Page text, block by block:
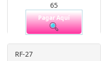
65
Pagar Aquí
RF-27